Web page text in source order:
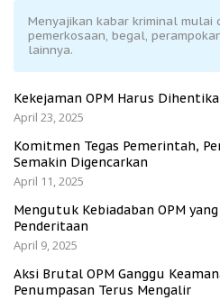
Menyajikan kabar kriminal mulai
pemerkosaan, begal,
lainnya.
Kekejaman OPM Harus
April 23, 2025
Komitmen Tegas Pemerintah,
Semakin Digencarkan
April 11, 2025
Mengutuk Kebiadaban OPM
Penderitaan
April 9, 2025
Aksi Brutal OPM Ganggu
Penumpasan Terus Mengalir